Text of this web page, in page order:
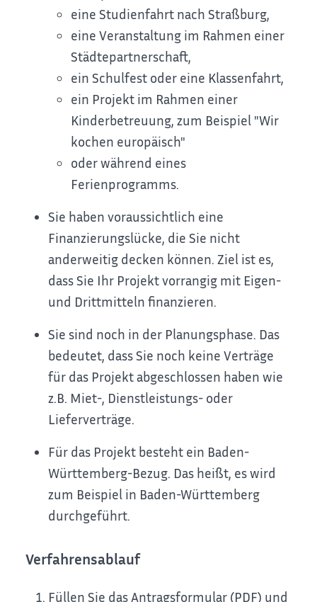
eine Studienfahrt nach Straßburg,
eine Veranstaltung im Rahmen einer
Städtepartnerschaft,
ein Schulfest oder eine Klassenfahrt,
ein Projekt im Rahmen einer
Kinderbetreuung, zum Beispiel "Wir
kochen europäisch"
oder während eines
Ferienprogramms.
Sie haben voraussichtlich eine
Finanzierungslücke, die Sie nicht
anderweitig decken können. Ziel ist es,
dass Sie Ihr Projekt vorrangig mit Eigen-
und Drittmitteln finanzieren.
Sie sind noch in der Planungsphase. Das
bedeutet, dass Sie noch keine Verträge
für das Projekt abgeschlossen haben wie
z.B. Miet-, Dienstleistungs- oder
Lieferverträge.
Für das Projekt besteht ein Baden-
Württemberg-Bezug. Das heißt, es wird
zum Beispiel in Baden-Württemberg
durchgeführt.
Verfahrensablauf
Füllen Sie das Antragsformular (PDF) und